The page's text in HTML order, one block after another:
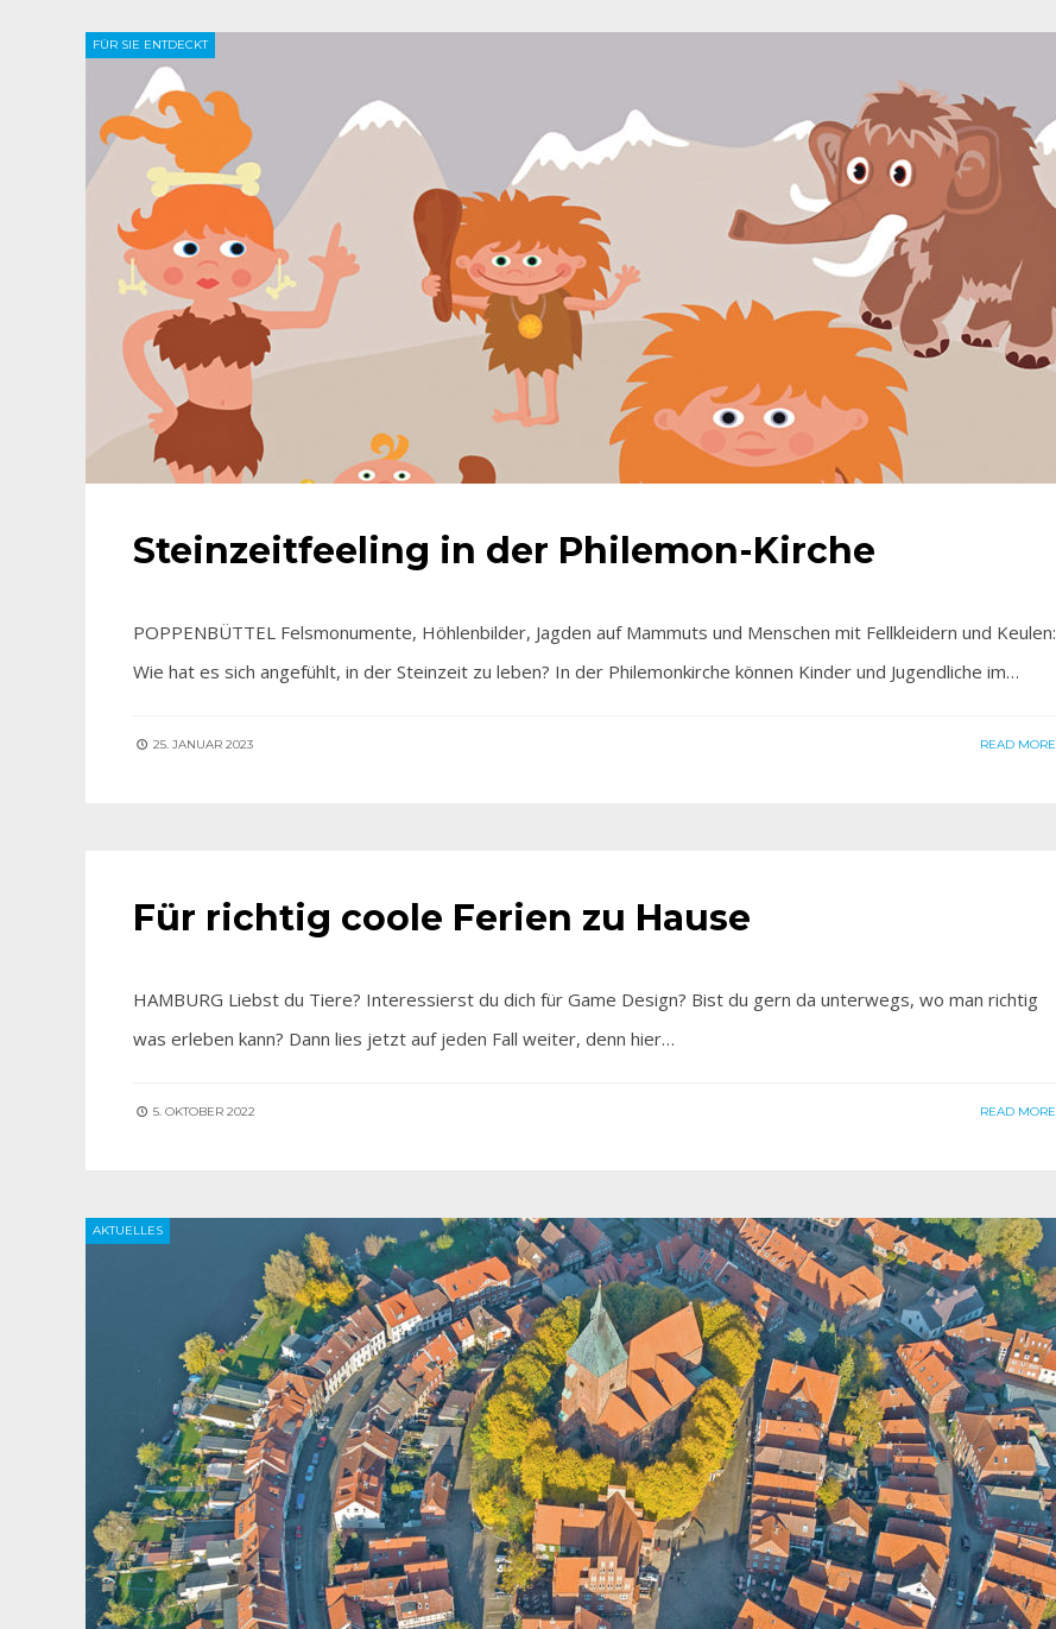
FÜR SIE ENTDECKT
Steinzeitfeeling in der Philemon-Kirche
POPPENBÜTTEL Felsmonumente, Höhlenbilder, Jagden auf Mammuts und Menschen mit Fellkleidern und Keulen:
Wie hat es sich angefühlt, in der Steinzeit zu leben? In der Philemonkirche können Kinder und Jugendliche im…
25. JANUAR 2023 READ MORE
Für richtig coole Ferien zu Hause
HAMBURG Liebst du Tiere? Interessierst du dich für Game Design? Bist du gern da unterwegs, wo man richtig
was erleben kann? Dann lies jetzt auf jeden Fall weiter, denn hier…
5. OKTOBER 2022 READ MORE
AKTUELLES